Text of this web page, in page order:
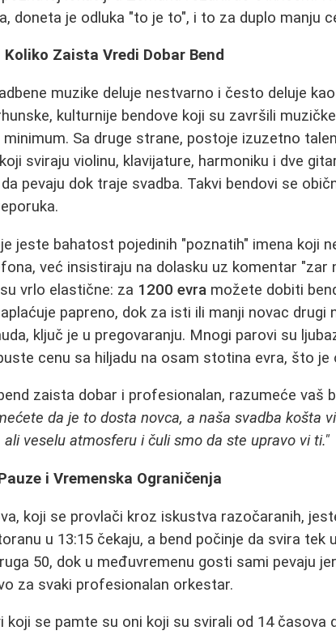
doneta je odluka "to je to", i to za duplo manju
Zaista Vredi Dobar Bend
muzike deluje nestvarno i često deluje
kulturnije bendove koji su završili
minimum. Sa druge strane, postoje izuzetno
sviraju violinu, klavijature, harmoniku i dve
pevaju dok traje svadba. Takvi bendovi se
jeste bahatost pojedinih "poznatih" imena koji
već insistiraju na dolasku uz komentar "zar
vrlo elastične: za 1200 evra možete dobiti
papreno, dok za isti ili manji novac drugi
ključ je u pregovaranju. Mnogi parovi su
cenu sa hiljadu na osam stotina evra, što je
zaista dobar i profesionalan, razumeće vaš
da je to dosta novca, a naša svadba košta
veselu atmosferu i čuli smo da ste upravo vi ti."
i Vremenska Ograničenja
koji se provlači kroz iskustva razočaranih,
u 13:15 čekaju, a bend počinje da svira tek
50, dok u međuvremenu gosti sami pevaju
za svaki profesionalan orkestar.
koji se pamte su oni koji su svirali od 14 časova